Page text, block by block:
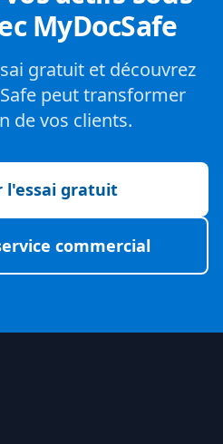
MyDocSafe
gratuit et découvrez
peut transformer
de vos clients.
l'essai gratuit
commercial